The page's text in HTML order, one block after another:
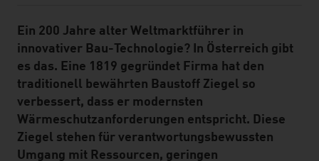
Standard Content Module
Ein 200 Jahre alter Weltmarktführer in
innovativer Bau-Technologie? In Österreich gibt
es das. Eine 1819 gegründet Firma hat den
traditionell bewährten Baustoff Ziegel so
verbessert, dass er modernsten
Wärmeschutzanforderungen entspricht. Diese
Ziegel stehen für verantwortungsbewussten
Umgang mit Ressourcen, geringen